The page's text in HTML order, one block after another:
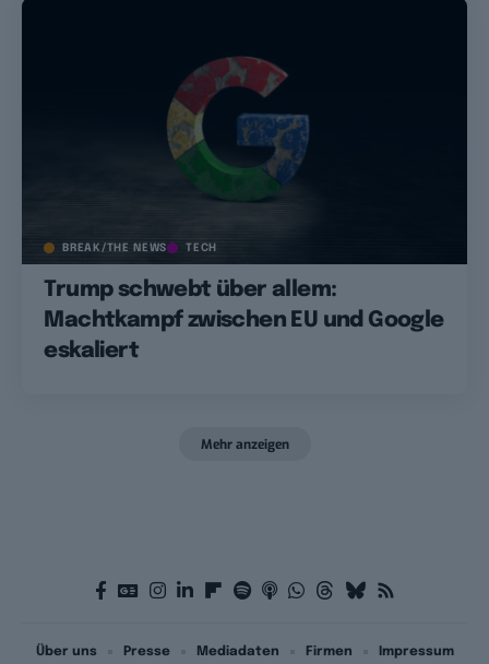
BREAK/THE NEWS TECH
Trump schwebt über allem:
Machtkampf zwischen EU und Google
eskaliert
Mehr anzeigen
Über uns Presse Mediadaten Firmen
Impressum